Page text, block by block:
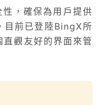
，確保為用戶提供
目前已登陸BingX所
觀友好的界面來管